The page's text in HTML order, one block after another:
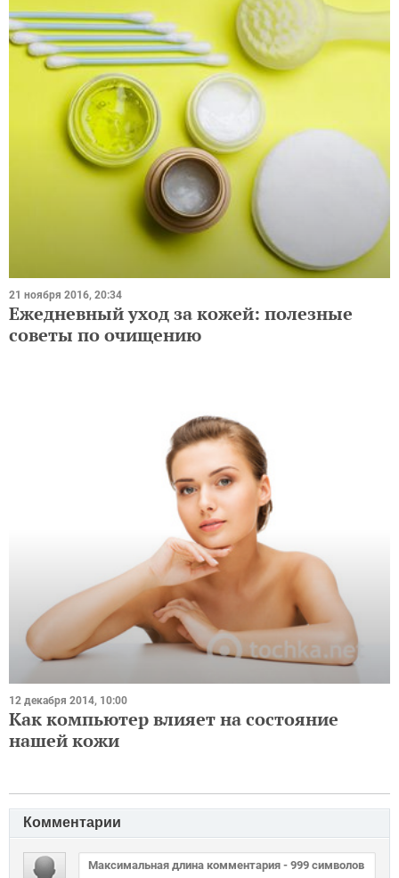
21 ноября 2016, 20:34
Ежедневный уход за кожей: полезные
советы по очищению
12 декабря 2014, 10:00
Как компьютер влияет на состояние
нашей кожи
Комментарии